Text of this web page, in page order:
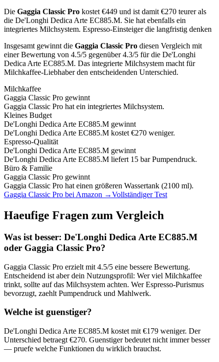
Die Gaggia Classic Pro kostet €449 und ist damit €270 teurer als
die De'Longhi Dedica Arte EC885.M. Sie hat ebenfalls ein
integriertes Milchsystem. Espresso-Einsteiger die langfristig denken
Insgesamt gewinnt die Gaggia Classic Pro diesen Vergleich mit
einer Bewertung von 4.5/5 gegenüber4.3/5 für die De'Longhi
Dedica Arte EC885.M. Das integrierte Milchsystem macht für
Milchkaffee-Liebhaber den entscheidenden Unterschied.
Milchkaffee
Gaggia Classic Pro gewinnt
Gaggia Classic Pro hat ein integriertes Milchsystem.
Kleines Budget
De'Longhi Dedica Arte EC885.M gewinnt
De'Longhi Dedica Arte EC885.M kostet €270 weniger.
Espresso-Qualität
De'Longhi Dedica Arte EC885.M gewinnt
De'Longhi Dedica Arte EC885.M liefert 15 bar Pumpendruck.
Büro & Familie
Gaggia Classic Pro gewinnt
Gaggia Classic Pro hat einen größeren Wassertank (2100 ml).
Gaggia Classic Pro bei Amazon →Vollständiger Test
Haeufige Fragen zum Vergleich
Was ist besser: De'Longhi Dedica Arte EC885.M
oder Gaggia Classic Pro?
Gaggia Classic Pro erzielt mit 4.5/5 eine bessere Bewertung.
Entscheidend ist aber dein Nutzungsprofil: Wer viel Milchkaffee
trinkt, sollte auf das Milchsystem achten. Wer Espresso-Purismus
bevorzugt, zaehlt Pumpendruck und Mahlwerk.
Welche ist guenstiger?
De'Longhi Dedica Arte EC885.M kostet mit €179 weniger. Der
Unterschied betraegt €270. Guenstiger bedeutet nicht immer besser
— pruefe welche Funktionen du wirklich brauchst.